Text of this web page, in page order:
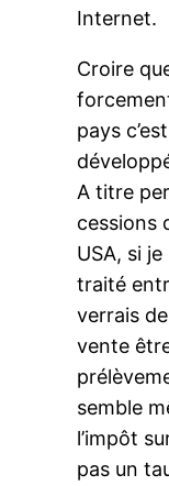
Internet.
Croire
pays
A titre
cessions
USA, si
traité
verrais
vente
semble
l’impôt
pas un